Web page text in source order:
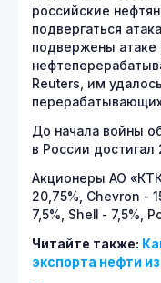
российские
подвергаться
подвержены атаке
Reuters, им
До начала войны
в России достигал
Акционеры АО
20,75%, Chevron -
7,5%, Shell - 7,5%,
Читайте также:
экспорта нефти